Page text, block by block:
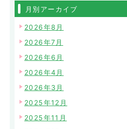
月別アーカイブ
2026年8月
2026年7月
2026年6月
2026年4月
2026年3月
2025年12月
2025年11月